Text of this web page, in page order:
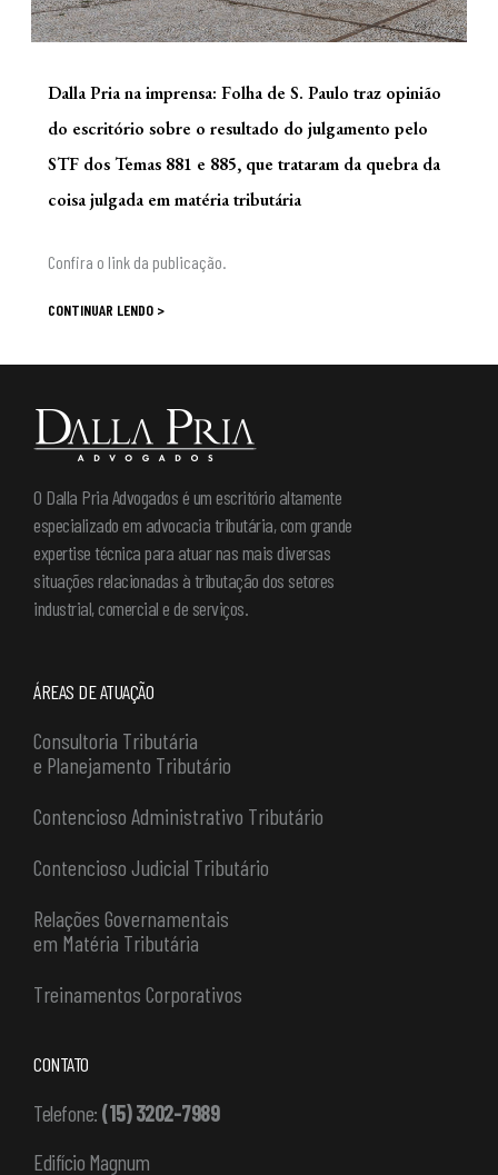
Dalla Pria na imprensa: Folha de S. Paulo traz opinião
do escritório sobre o resultado do julgamento pelo
STF dos Temas 881 e 885, que trataram da quebra da
coisa julgada em matéria tributária
Confira o link da publicação.
CONTINUAR LENDO >
O Dalla Pria Advogados é um escritório altamente
especializado em advocacia tributária, com grande
expertise técnica para atuar nas mais diversas
situações relacionadas à tributação dos setores
industrial, comercial e de serviços.
ÁREAS DE ATUAÇÃO
Consultoria Tributária
e Planejamento Tributário
Contencioso Administrativo Tributário
Contencioso Judicial Tributário
Relações Governamentais
em Matéria Tributária
Treinamentos Corporativos
CONTATO
Telefone: (15) 3202-7989
Edifício Magnum